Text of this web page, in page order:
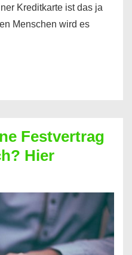
Kreditkarte ist das ja
Menschen wird es
Festvertrag
Hier